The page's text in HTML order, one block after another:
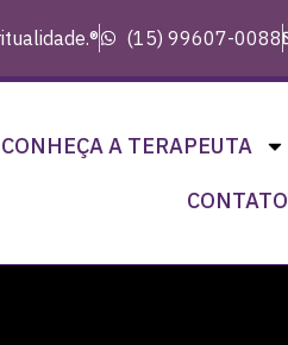
(15) 99607-0088
CONHEÇA A TERAPEUTA
CONTATO